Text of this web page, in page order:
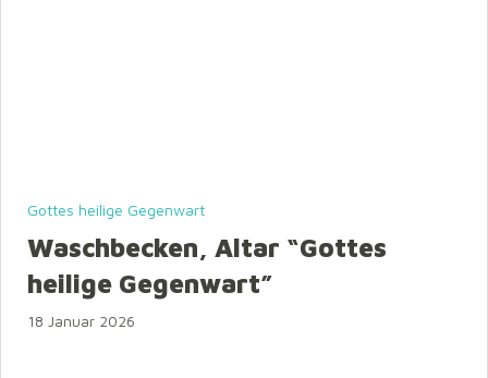
Gottes heilige Gegenwart
Waschbecken, Altar “Gottes
heilige Gegenwart”
18 Januar 2026